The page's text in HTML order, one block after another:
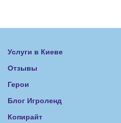
Услуги в Киеве
Отзывы
Герои
Блог Игроленд
Копирайт